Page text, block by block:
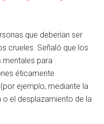
que deberían ser
crueles. Señaló que los
mentales para
éticamente
ejemplo, mediante la
el desplazamiento de la